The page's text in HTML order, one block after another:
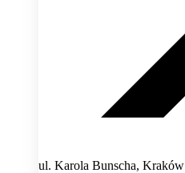
ul. Karola Bunscha, Kraków